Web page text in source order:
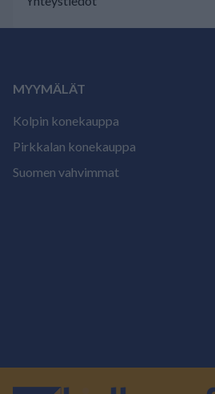
MYYMÄLÄT
Kolpin konekauppa
Pirkkalan konekauppa
Suomen vahvimmat